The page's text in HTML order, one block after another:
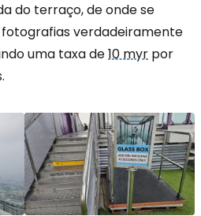
do terraço, de onde se
verdadeiramente
uma taxa de10 myr por